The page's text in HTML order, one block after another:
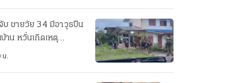
บ ชายวัย 34 มีอาวุธปืน
บ้าน หวั่นเกิดเหตุ
น.